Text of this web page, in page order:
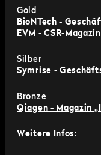
Gold
BioNTech -
EVM - CSR-
Silber
Symrise -
Bronze
Qiagen - Magazin
Weitere Infos: